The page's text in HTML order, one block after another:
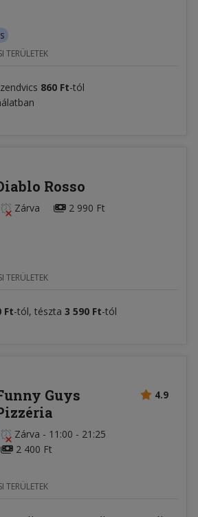
TERÜLETEK
860 Ft-tól
Rosso
Zárva 2 990 Ft
TERÜLETEK
Ft-tól, tészta 3 590 Ft-tól
4.9
Guys
Zárva - 11:00 - 21:25
2 400 Ft
TERÜLETEK